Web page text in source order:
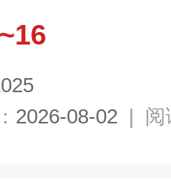
2026-08-02 | 阅